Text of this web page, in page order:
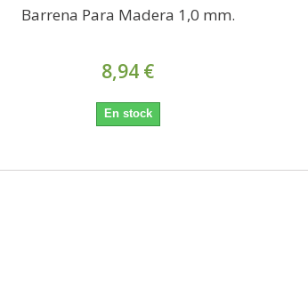
Barrena Para Madera 1,0 mm.
8,94 €
En stock